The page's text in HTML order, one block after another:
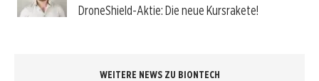
DroneShield-Aktie: Die neue Kursrakete!
WEITERE NEWS ZU BIONTECH